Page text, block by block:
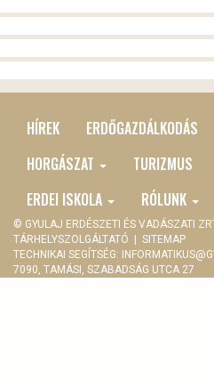
MAIN
MENU
HÍREK ERDŐGAZDÁLKODÁS
HORGÁSZAT
TURIZMUS
ERDEI ISKOLA
RÓLUNK
© GYULAJ ERDÉSZETI ÉS VADÁSZATI
TÁRHELYSZOLGÁLTATÓ
SITEMAP
TECHNIKAI SEGÍTSÉG:
7090, TAMÁSI, SZABADSÁG UTCA 27